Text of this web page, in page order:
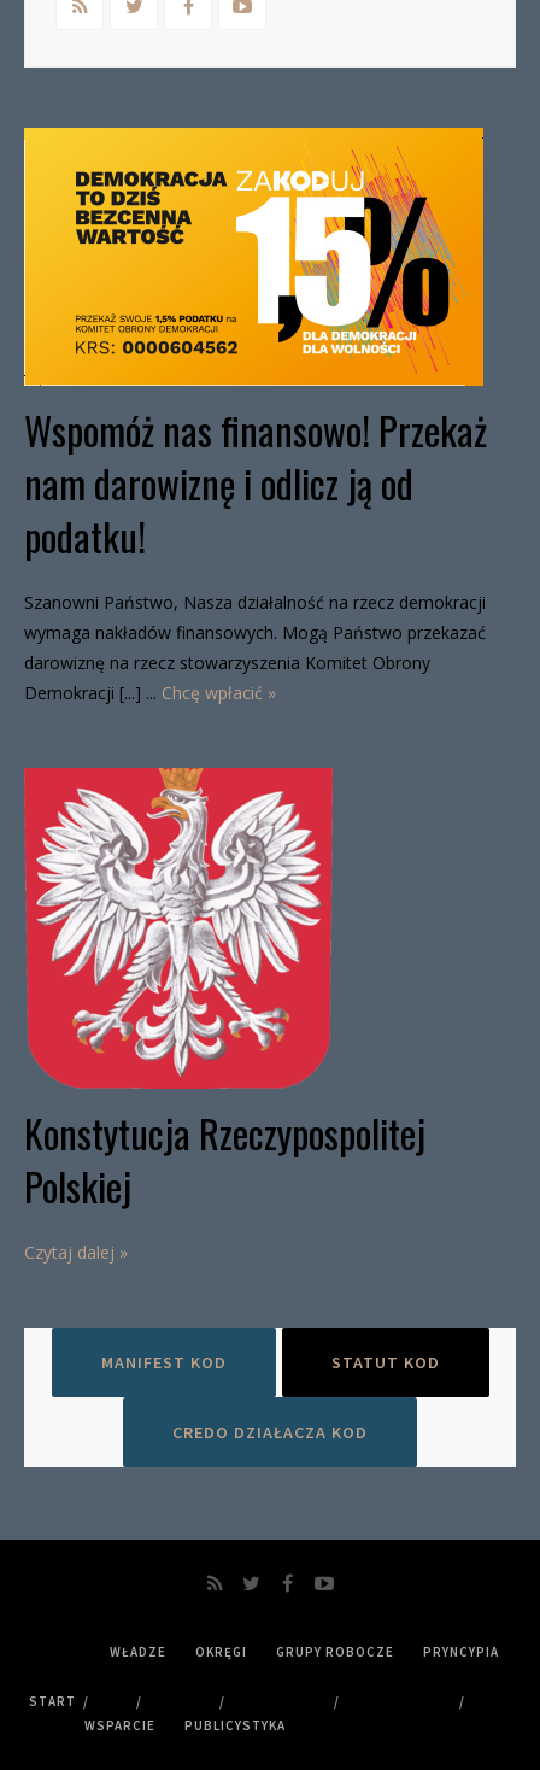
Wspomóż nas finansowo! Przekaż
nam darowiznę i odlicz ją od
podatku!
Szanowni Państwo, Nasza działalność na rzecz demokracji
wymaga nakładów finansowych. Mogą Państwo przekazać
darowiznę na rzecz stowarzyszenia Komitet Obrony
Demokracji [...] ... Chcę wpłacić »
Konstytucja Rzeczypospolitej
Polskiej
Czytaj dalej »
MANIFEST KOD STATUT KOD
CREDO DZIAŁACZA KOD
START
WŁADZE OKRĘGI GRUPY ROBOCZE PRYNCYPIA
WSPARCIE PUBLICYSTYKA